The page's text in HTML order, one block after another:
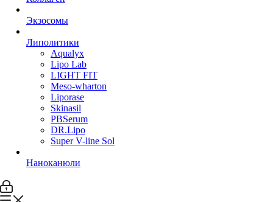
Экзосомы
Липолитики
Aqualyx
Lipo Lab
LIGHT FIT
Meso-wharton
Liporase
Skinasil
PBSerum
DR.Lipo
Super V-line Sol
Наноканюли